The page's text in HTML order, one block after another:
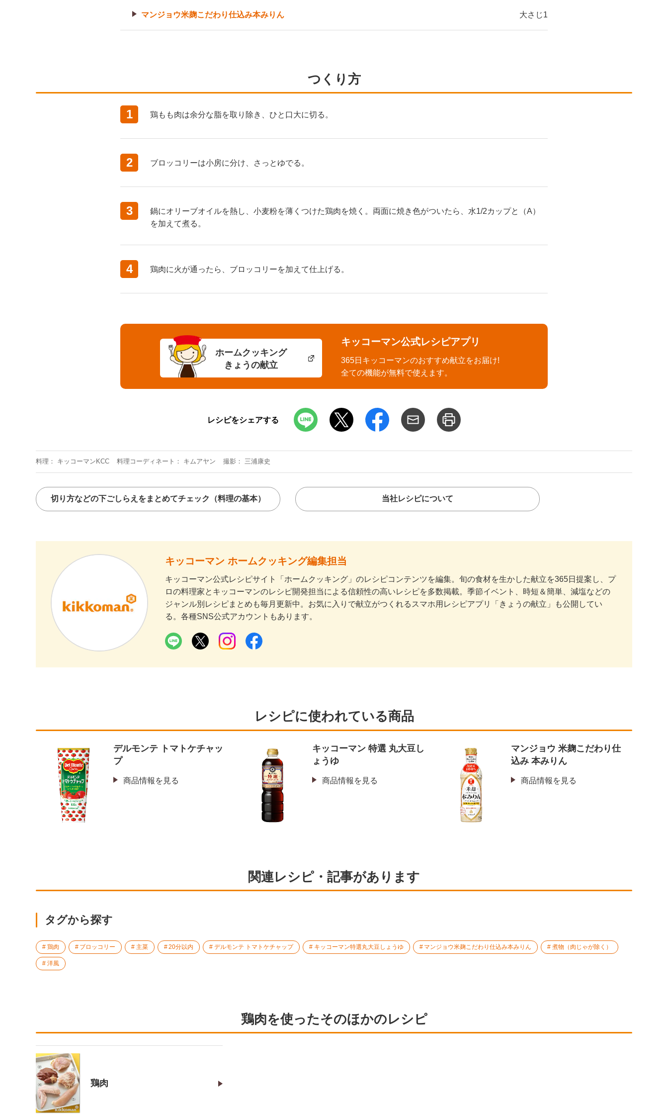
マンジョウ米麹こだわり仕込み本みりん 大さじ1
つくり方
1 鶏もも肉は余分な脂を取り除き、ひと口大に切る。
2 ブロッコリーは小房に分け、さっとゆでる。
3
鍋にオリーブオイルを熱し、小麦粉を薄くつけた鶏肉を焼く。両面に焼き色がついたら、水1/2カップと（A）
を加えて煮る。
4 鶏肉に火が通ったら、ブロッコリーを加えて仕上げる。
ホームクッキング
きょうの献立
キッコーマン公式レシピアプリ
365日キッコーマンのおすすめ献立をお届け!
全ての機能が無料で使えます。
レシピをシェアする
料理 キッコーマンKCC 料理コーディネート キムアヤン 撮影 三浦康史
切り方などの下ごしらえをまとめてチェック （料理の基本） 当社レシピについて
キッコーマン ホームクッキング編集担当
キッコーマン公式レシピサイト「ホームクッキング」のレシピコンテンツを編集。旬の食材を生かした献立を365日提案し、プ
ロの料理家とキッコーマンのレシピ開発担当による信頼性の高いレシピを多数掲載。季節イベント、時短＆簡単、減塩などの
ジャンル別レシピまとめも毎月更新中。お気に入りで献立がつくれるスマホ用レシピアプリ「きょうの献立」も公開してい
る。各種SNS公式アカウントもあります。
レシピに使われている商品
デルモンテ トマトケチャッ
プ
商品情報を見る
キッコーマン 特選 丸大豆し
ょうゆ
商品情報を見る
マンジョウ 米麹こだわり仕
込み 本みりん
商品情報を見る
関連レシピ・記事があります
タグから探す
鶏肉 ブロッコリー 主菜 20分以内 デルモンテ トマトケチャップ キッコーマン特選丸大豆しょうゆ マンジョウ米麹こだわり仕込み本みりん 煮物（肉じゃが除く）
洋風
鶏肉を使ったそのほかのレシピ
鶏肉